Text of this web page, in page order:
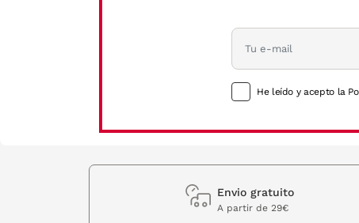
He leído y acepto la
Envio gratuito
A partir de 29€